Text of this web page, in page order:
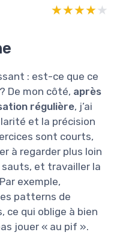
★★★★★
★★★★★
: est-ce que ce
De mon côté, après
régulière, j’ai
et la précision
sont courts,
à regarder plus loin
et travailler la
exemple,
patterns de
ce qui oblige à bien
jouer « au pif ».